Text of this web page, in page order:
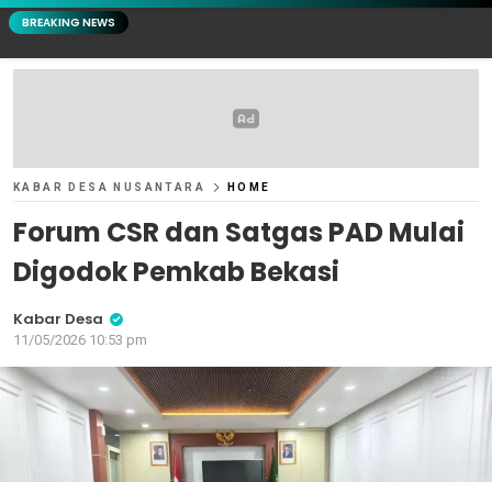
BREAKING NEWS
KABAR DESA NUSANTARA HOME
Forum CSR dan Satgas PAD Mulai
Digodok Pemkab Bekasi
Kabar Desa
11/05/2026 10:53 pm